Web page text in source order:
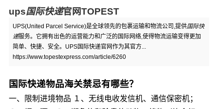
ups国际快递官网TOPEST
UPS(United Parcel Service)是全球领先的包裹运输和物流公司,提供国际快
递服务。它拥有出色的运营能力和广泛的国际网络,使得物流运输变得更加
简单、快捷、安全。UPS国际快递官网作为其官方...
https://www.topestexpress.com/article/6260
国际快递物品海关禁忌有哪些？
一、限制进境物品 １、无线电收发信机、通信保密机；